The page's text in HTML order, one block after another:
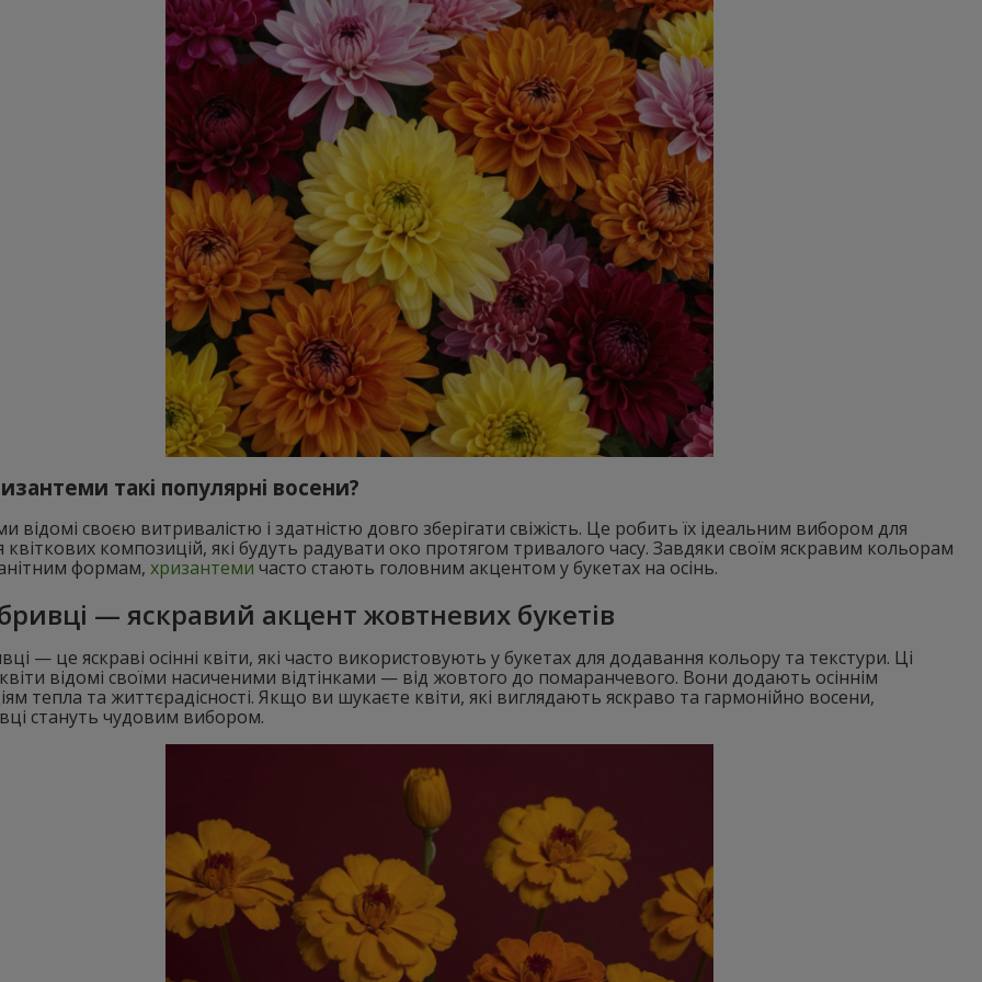
такі популярні восени?
відомі своєю витривалістю і здатністю довго зберігати свіжість. Це робить їх ідеальним вибором для
квіткових композицій, які будуть радувати око протягом тривалого часу. Завдяки своїм яскравим кольорам
формам, хризантеми часто стають головним акцентом у букетах на осінь.
— яскравий акцент жовтневих букетів
— це яскраві осінні квіти, які часто використовують у букетах для додавання кольору та текстури. Ці
відомі своїми насиченими відтінками — від жовтого до помаранчевого. Вони додають осіннім
тепла та життєрадісності. Якщо ви шукаєте квіти, які виглядають яскраво та гармонійно восени,
стануть чудовим вибором.